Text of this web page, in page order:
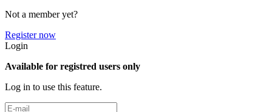
Not a member yet?
Register now
Login
Available for registred users only
Log in to use this feature.